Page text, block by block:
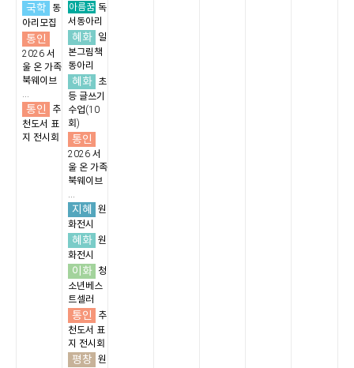
국학
동
아리모집
통인
2026 서
울 온 가족
북웨이브
...
통인
추
천도서 표
지 전시회
아름꿈 독
서동아리
혜화
일
본그림책
동아리
혜화
초
등 글쓰기
수업(10
회)
통인
2026 서
울 온 가족
북웨이브
...
지혜
원
화전시
혜화 원
화전시
이화
청
소년베스
트셀러
통인
추
천도서 표
지 전시회
평창 원